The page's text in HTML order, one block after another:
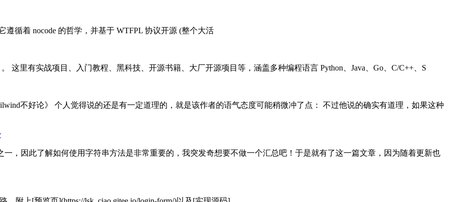
遵循着 nocode 的哲学，并基于 WTFPL 协议开源 (整个大活
这里有实战项目、入门教程、黑科技、开源书籍、大厂开源项目等，涵盖多种编程语言 Python、Java、Go、C/C++、S
不好论》 个人觉得说的还是有一定道理的，就是该作者的语气态度可能稍微冲了点： 不过他说的确实有道理，如果这种
一，因此了解如何使用字符串方法是非常重要的，我突发奇想要不做一个汇总吧！于是就有了这一篇文章，因为随着更新也